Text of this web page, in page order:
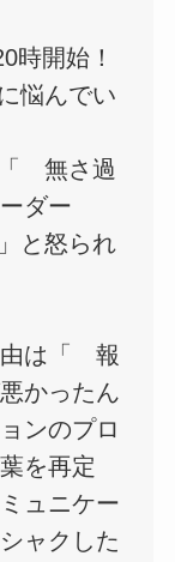
時開始！
悩んでい
「 無さ過
ダー
と怒られ
由は「 報
かったん
ンのプロ
を再定
ュニケー
ャクした